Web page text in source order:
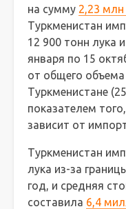
на сумму 2,23
Туркменистан
12 900 тонн лука
января по 15
от общего
Туркменистане
показателем
зависит от
Туркменистан
лука из-за
год, и средняя
составила 6,4